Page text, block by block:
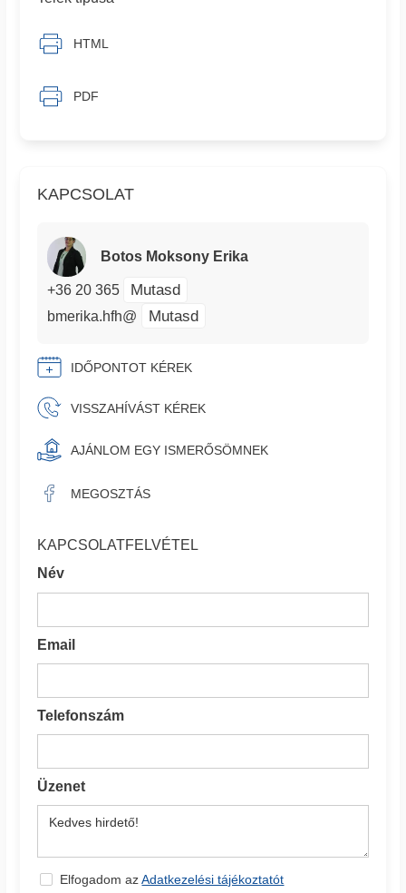
KAPCSOLAT
Botos Moksony Erika
+36 20 365 Mutasd
bmerika.hfh@ Mutasd
IDŐPONTOT KÉREK
VISSZAHÍVÁST KÉREK
AJÁNLOM EGY ISMERŐSÖMNEK
MEGOSZTÁS
KAPCSOLATFELVÉTEL
Név
Email
Telefonszám
Üzenet
Elfogadom azAdatkezelési tájékoztatót
HTML
PDF